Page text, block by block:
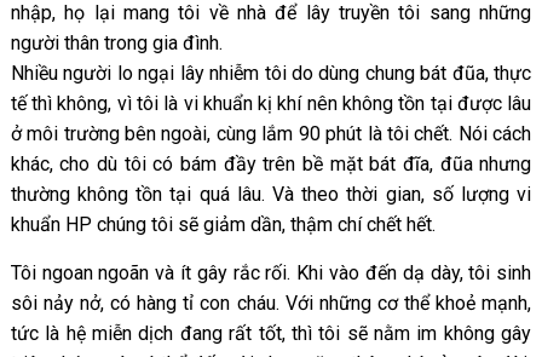
nhập, họ lại mang tôi về nhà để lây truyền tôi sang những
người thân trong gia đình.
Nhiều người lo ngại lây nhiễm tôi do dùng chung bát đũa, thực
tế thì không, vì tôi là vi khuẩn kị khí nên không tồn tại được lâu
ở môi trường bên ngoài, cùng lắm 90 phút là tôi chết. Nói cách
khác, cho dù tôi có bám đầy trên bề mặt bát đĩa, đũa nhưng
thường không tồn tại quá lâu. Và theo thời gian, số lượng vi
khuẩn HP chúng tôi sẽ giảm dần, thậm chí chết hết.
Tôi ngoan ngoãn và ít gây rắc rối. Khi vào đến dạ dày, tôi sinh
sôi nảy nở, có hàng tỉ con cháu. Với những cơ thể khoẻ mạnh,
tức là hệ miễn dịch đang rất tốt, thì tôi sẽ nằm im không gây